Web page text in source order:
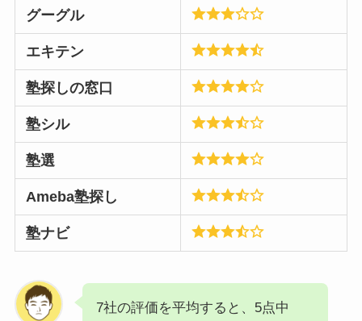
グーグル
エキテン
塾探しの窓口
塾シル
塾選
Ameba塾探し
塾ナビ
7社の評価を平均すると、5点中